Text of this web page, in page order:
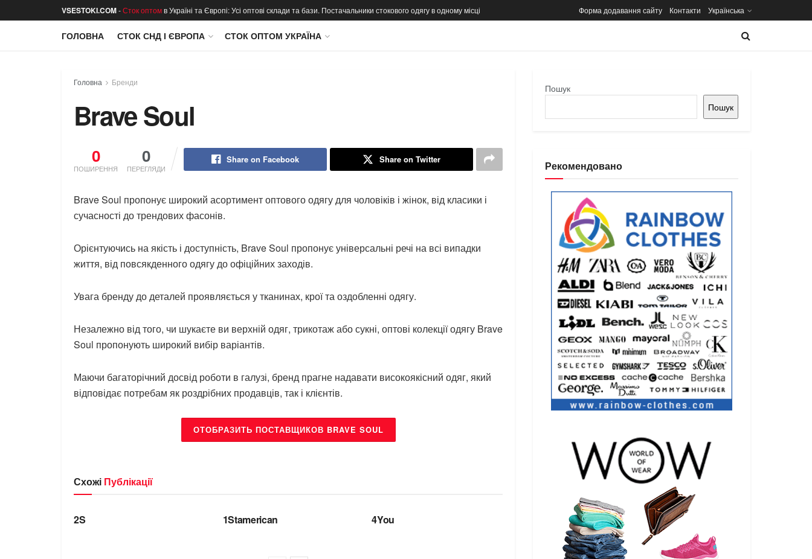
VSESTOKI.COM-Сток оптомв Україні та Європі: Усі оптові склади та бази. Постачальники стокового одягу в одному місці Форма додавання сайту Контакти Українська
ГОЛОВНА СТОК СНД І ЄВРОПА СТОК ОПТОМ УКРАЇНА
Головна Бренди
Brave Soul
0
ПОШИРЕННЯ
0
ПЕРЕГЛЯДИ
Share on Facebook Share on Twitter
Brave Soul пропонує широкий асортимент оптового одягу для чоловіків і жінок, від класики і
сучасності до трендових фасонів.
Орієнтуючись на якість і доступність, Brave Soul пропонує універсальні речі на всі випадки
життя, від повсякденного одягу до офіційних заходів.
Увага бренду до деталей проявляється у тканинах, крої та оздобленні одягу.
Незалежно від того, чи шукаєте ви верхній одяг, трикотаж або сукні, оптові колекції одягу Brave
Soul пропонують широкий вибір варіантів.
Маючи багаторічний досвід роботи в галузі, бренд прагне надавати високоякісний одяг, який
відповідає потребам як роздрібних продавців, так і клієнтів.
ОТОБРАЗИТЬ ПОСТАВЩИКОВ BRAVE SOUL
Схожі Публікації
БРЕНДИ
2S 1Stamerican 4You
Пошук
Пошук
Рекомендовано